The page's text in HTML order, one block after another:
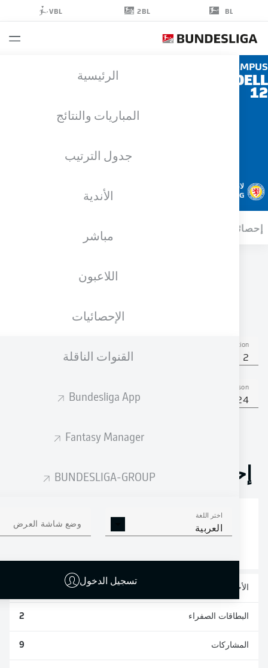
الرئيسية
المباريات والنتائج
جدول الترتيب
الأندية
مباشر
اللاعبون
الإحصائيات
القنوات الناقلة
Bundesliga App
Fantasy Manager
BUNDESLIGA-GROUP
اختر اللغة
العربية وضع شاشة العرض
تسجيل الدخول
لاعب وسط
EINTRACHT BRAUNSCHWEIG
موسم 2023/2024
الطول
Competition
Bundesliga 2
Season
2023/2024
إحصائيات موسم 2023/2024
الافتكاكات الناجحة
الأخطاء المرتكبة
البطاقات الصفراء
المشاركات